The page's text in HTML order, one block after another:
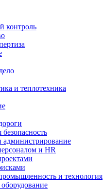
контроль
и теплотехника
администрирование
и HR
и технология